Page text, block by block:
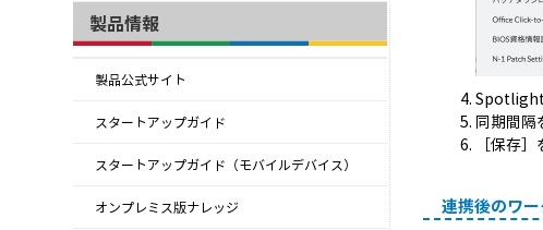
製品情報
製品公式サイト
スタートアップガイド
スタートアップガイド（モバイルデバイス）
オンプレミス版ナレッジ
Spotlight
同期間隔
［保存
連携後のワ